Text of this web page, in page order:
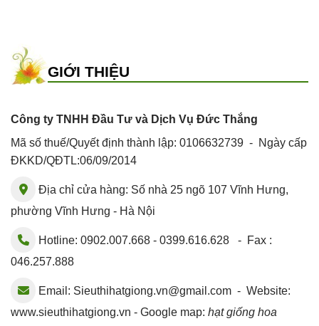
GIỚI THIỆU
Công ty TNHH Đầu Tư và Dịch Vụ Đức Thắng
Mã số thuế/Quyết định thành lập: 0106632739 - Ngày cấp
ĐKKD/QĐTL:06/09/2014
Địa chỉ cửa hàng: Số nhà 25 ngõ 107 Vĩnh Hưng,
phường Vĩnh Hưng - Hà Nội
Hotline: 0902.007.668 - 0399.616.628 - Fax :
046.257.888
Email: Sieuthihatgiong.vn@gmail.com - Website:
www.sieuthihatgiong.vn - Google map: hạt giống hoa